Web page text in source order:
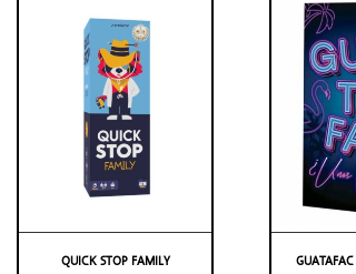
QUICK STOP FAMILY